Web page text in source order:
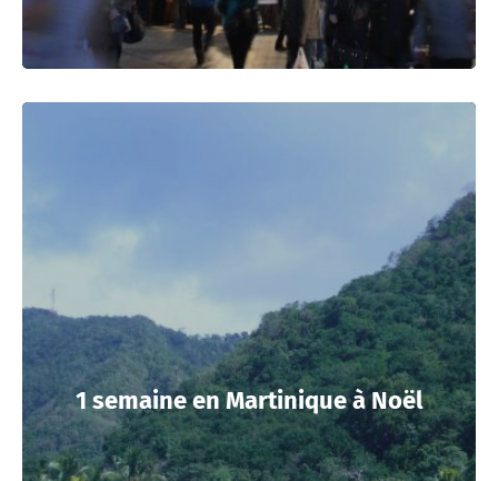
1 semaine en Martinique à Noël